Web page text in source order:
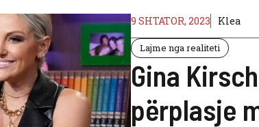
9 SHTATOR, 2023 Klea
Lajme nga realiteti
Gina
përplasje